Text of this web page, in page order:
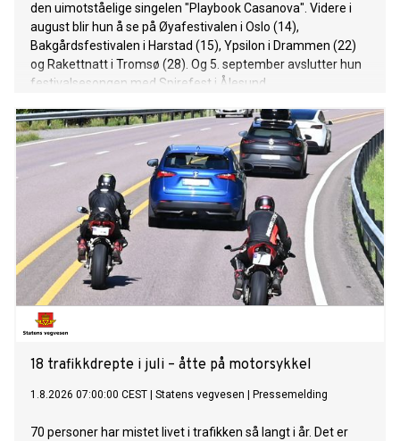
den uimotståelige singelen "Playbook Casanova". Videre i
august blir hun å se på Øyafestivalen i Oslo (14),
Bakgårdsfestivalen i Harstad (15), Ypsilon i Drammen (22)
og Rakettnatt i Tromsø (28). Og 5. september avslutter hun
festivalsesongen med Spirefest i Ålesund.
18 trafikkdrepte i juli – åtte på motorsykkel
1.8.2026 07:00:00 CEST Statens vegvesen Pressemelding
70 personer har mistet livet i trafikken så langt i år. Det er